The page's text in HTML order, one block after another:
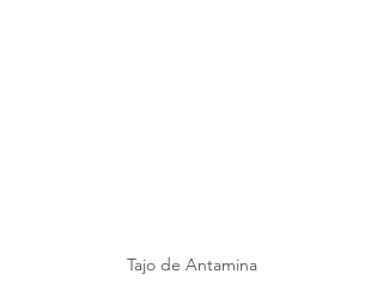
Tajo de Antamina